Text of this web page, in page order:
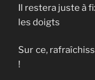
Il restera juste à
les doigts
Sur ce,
!